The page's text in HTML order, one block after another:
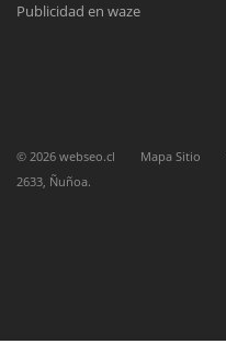
Publicidad en waze
© 2026 webseo.cl Mapa Sitio
2633, Ñuñoa.